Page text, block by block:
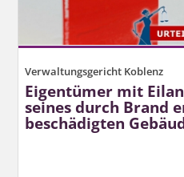
Verwaltungsgericht Koblenz
Eigentümer mit
seines durch Brand
beschädigten